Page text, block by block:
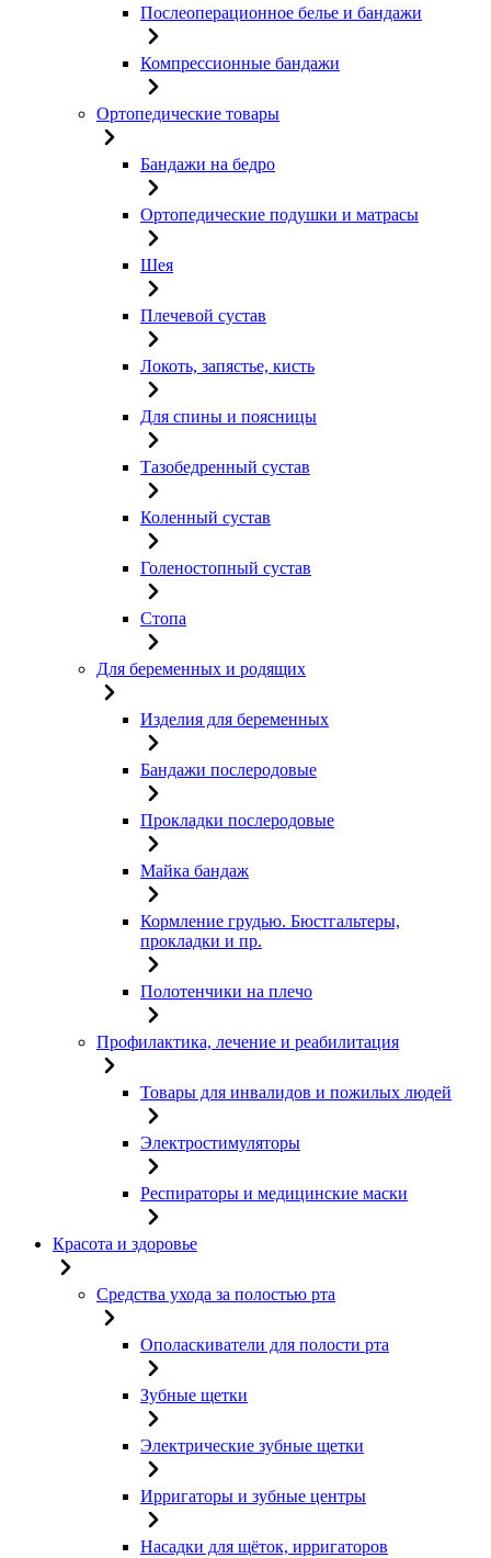
Послеоперационное белье и бандажи
Компрессионные бандажи
Ортопедические товары
Бандажи на бедро
Ортопедические подушки и матрасы
Шея
Плечевой сустав
Локоть, запястье, кисть
Для спины и поясницы
Тазобедренный сустав
Коленный сустав
Голеностопный сустав
Стопа
Для беременных и родящих
Изделия для беременных
Бандажи послеродовые
Прокладки послеродовые
Майка бандаж
Кормление грудью. Бюстгальтеры,
прокладки и пр.
Полотенчики на плечо
Профилактика, лечение и реабилитация
Товары для инвалидов и пожилых людей
Электростимуляторы
Респираторы и медицинские маски
Красота и здоровье
Средства ухода за полостью рта
Ополаскиватели для полости рта
Зубные щетки
Электрические зубные щетки
Ирригаторы и зубные центры
Насадки для щёток, ирригаторов